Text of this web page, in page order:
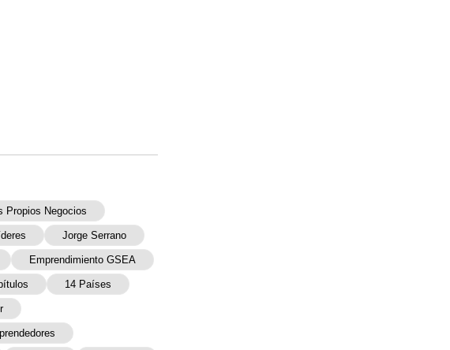
Propios Negocios
Jorge Serrano
Emprendimiento GSEA
14 Países